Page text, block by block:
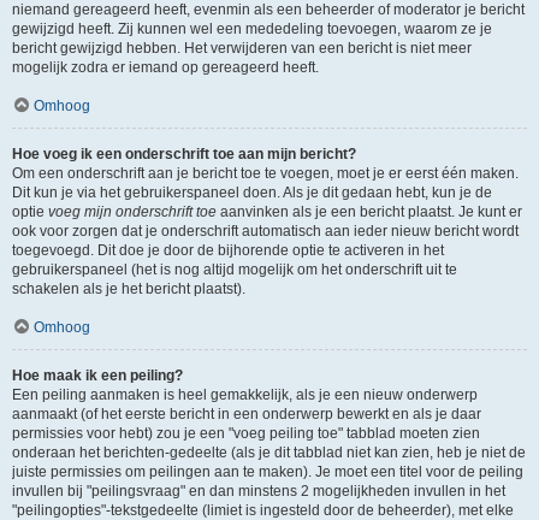
niemand gereageerd heeft, evenmin als een beheerder of moderator je bericht
gewijzigd heeft. Zij kunnen wel een mededeling toevoegen, waarom ze je
bericht gewijzigd hebben. Het verwijderen van een bericht is niet meer
mogelijk zodra er iemand op gereageerd heeft.
Omhoog
Hoe voeg ik een onderschrift toe aan mijn bericht?
Om een onderschrift aan je bericht toe te voegen, moet je er eerst één maken.
Dit kun je via het gebruikerspaneel doen. Als je dit gedaan hebt, kun je de
optie voeg mijn onderschrift toe aanvinken als je een bericht plaatst. Je kunt er
ook voor zorgen dat je onderschrift automatisch aan ieder nieuw bericht wordt
toegevoegd. Dit doe je door de bijhorende optie te activeren in het
gebruikerspaneel (het is nog altijd mogelijk om het onderschrift uit te
schakelen als je het bericht plaatst).
Omhoog
Hoe maak ik een peiling?
Een peiling aanmaken is heel gemakkelijk, als je een nieuw onderwerp
aanmaakt (of het eerste bericht in een onderwerp bewerkt en als je daar
permissies voor hebt) zou je een "voeg peiling toe" tabblad moeten zien
onderaan het berichten-gedeelte (als je dit tabblad niet kan zien, heb je niet de
juiste permissies om peilingen aan te maken). Je moet een titel voor de peiling
invullen bij "peilingsvraag" en dan minstens 2 mogelijkheden invullen in het
"peilingopties"-tekstgedeelte (limiet is ingesteld door de beheerder), met elke